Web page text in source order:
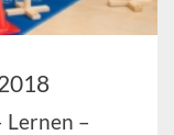
Lernen –